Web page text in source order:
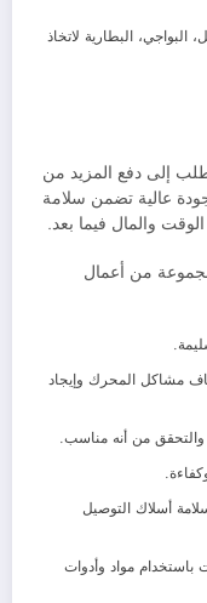
البطارية لاتخاذ
إلى دفع المزيد من
عالية تضمن سلامة
والمال فيما بعد.
من أعمال
مشاكل المحرك وإيجاد
من أنه مناسب.
أسلاك التوصيل
مواد وأدوات